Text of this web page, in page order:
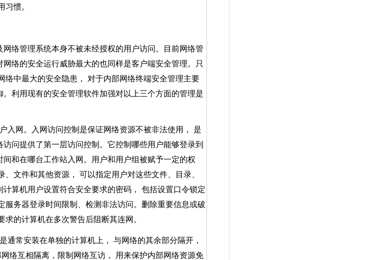
习惯。
络管理系统本身不被未经授权的用户访问。目前网络管
络的安全运行威胁最大的也同样是客户端安全管理。只
络中最大的安全隐患， 对于内部网络终端安全管理主要
利用现有的安全管理软件加强对以上三个方面的管理是
入网。入网访问控制是保证网络资源不被非法使用， 是
问提供了第一层访问控制。它控制哪些用户能够登录到
和在哪台工作站入网。用户和用户组被赋予一定的权
文件和其他资源， 可以指定用户对这些文件、目录、
算机用户设置符合安全要求的密码， 包括设置口令锁定
服务器登录时间限制、检测非法访问。删除重要信息或破
的计算机在多次警告后阻断其连网。
通常安装在单独的计算机上， 与网络的其余部分隔开，
络互相隔离，限制网络互访， 用来保护内部网络资源免